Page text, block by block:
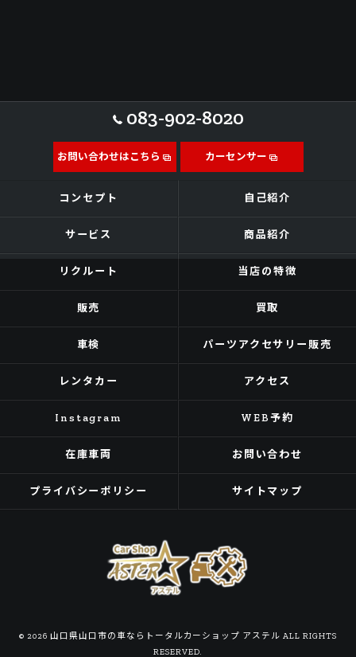
083-902-8020
お問い合わせはこちら カーセンサー
コンセプト 自己紹介
サービス 商品紹介
リクルート 当店の特徴
販売 買取
車検 パーツアクセサリー販売
レンタカー アクセス
Instagram WEB予約
在庫車両 お問い合わせ
プライバシーポリシー サイトマップ
© 2026 山口県山口市の車ならトータルカーショップ アステル ALL RIGHTS
RESERVED.